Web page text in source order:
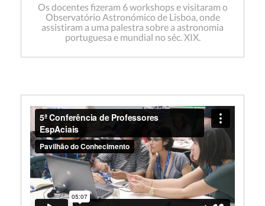
Os docentes fizeram 6 workshops e visitaram o
Observatório Astronómico de Lisboa, onde
assistiram a uma palestra sobre a astronomia
portuguesa e mundial no séc. XIX.